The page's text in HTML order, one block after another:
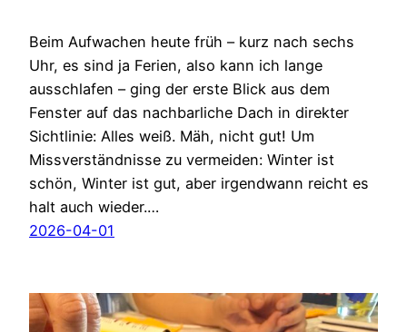
Beim Aufwachen heute früh – kurz nach sechs
Uhr, es sind ja Ferien, also kann ich lange
ausschlafen – ging der erste Blick aus dem
Fenster auf das nachbarliche Dach in direkter
Sichtlinie: Alles weiß. Mäh, nicht gut! Um
Missverständnisse zu vermeiden: Winter ist
schön, Winter ist gut, aber irgendwann reicht es
halt auch wieder.…
2026-04-01